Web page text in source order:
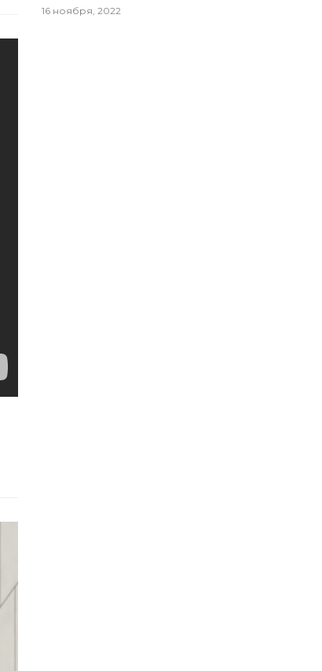
16 ноября, 2022